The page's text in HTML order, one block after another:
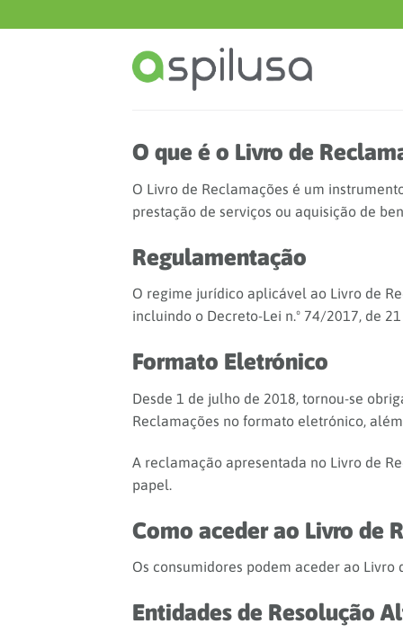
to
O que é o Livro de
O Livro de Reclamações é um
prestação de serviços ou aquisição de
Regulamentação
O regime jurídico aplicável ao Livro de
incluindo o Decreto-Lei n.º 74/2017, de
Formato Eletrónico
Desde 1 de julho de 2018, tornou-se
Reclamações no formato eletrónico,
A reclamação apresentada no Livro de
papel.
Como aceder ao Livro de
Os consumidores podem aceder ao
Entidades de Resolução